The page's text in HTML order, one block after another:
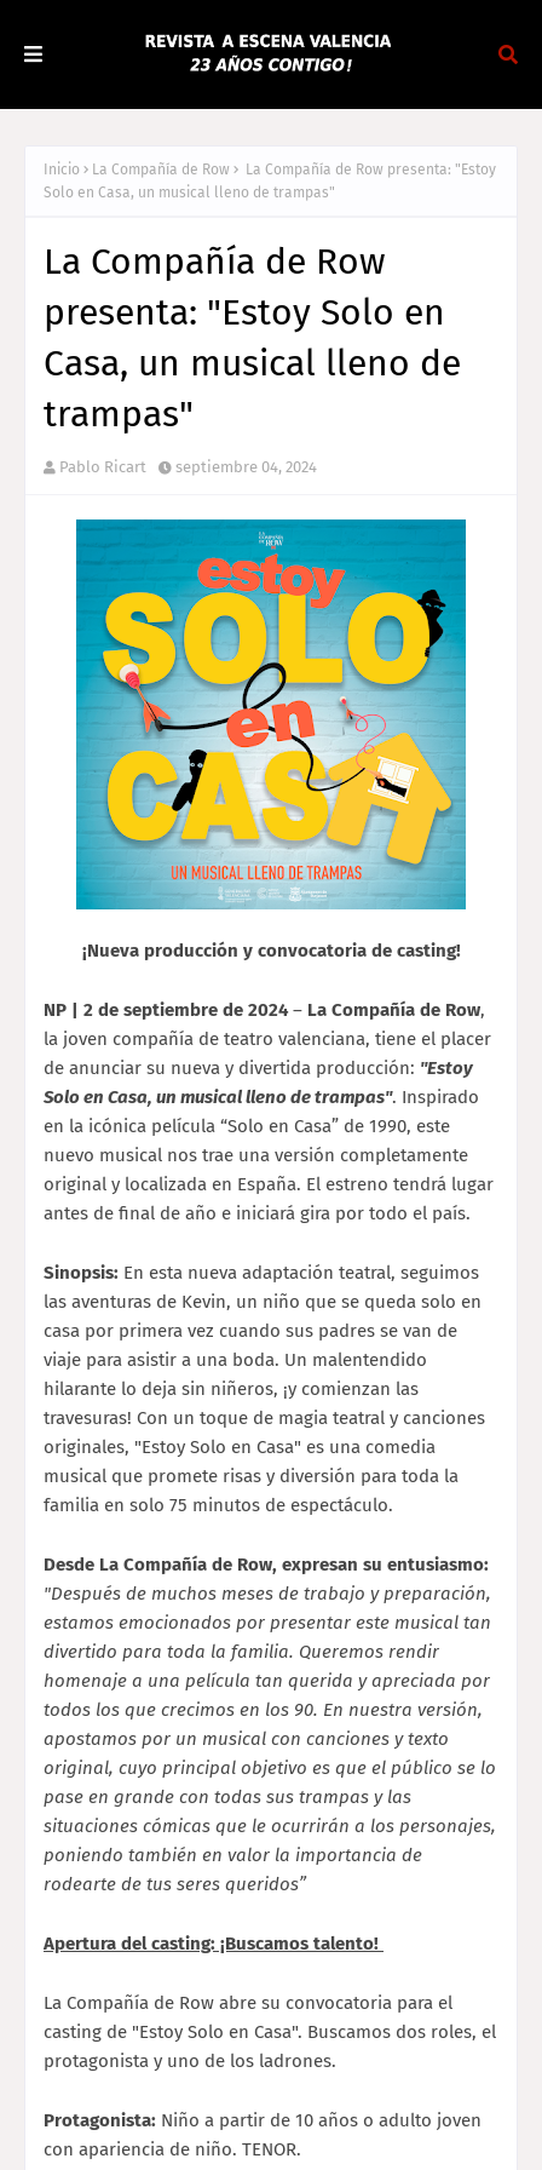
Inicio La Compañía de Row
La Compañía de Row presenta: "Estoy
Solo en Casa, un musical lleno de trampas"
La Compañía de Row
presenta: "Estoy Solo en
Casa, un musical lleno de
trampas"
Pablo Ricart septiembre 04, 2024
¡Nueva producción y convocatoria de casting!
NP | 2 de septiembre de 2024– La Compañía de Row,
la joven compañía de teatro valenciana, tiene el placer
de anunciar su nueva y divertida producción: "Estoy
Solo en Casa, un musical lleno de trampas". Inspirado
en la icónica película “Solo en Casa” de 1990, este
nuevo musical nos trae una versión completamente
original y localizada en España. El estreno tendrá lugar
antes de final de año e iniciará gira por todo el país.
Sinopsis: En esta nueva adaptación teatral, seguimos
las aventuras de Kevin, un niño que se queda solo en
casa por primera vez cuando sus padres se van de
viaje para asistir a una boda. Un malentendido
hilarante lo deja sin niñeros, ¡y comienzan las
travesuras! Con un toque de magia teatral y canciones
originales, "Estoy Solo en Casa" es una comedia
musical que promete risas y diversión para toda la
familia en solo 75 minutos de espectáculo.
Desde La Compañía de Row, expresan su entusiasmo:
"Después de muchos meses de trabajo y preparación,
estamos emocionados por presentar este musical tan
divertido para toda la familia. Queremos rendir
homenaje a una película tan querida y apreciada por
todos los que crecimos en los 90. En nuestra versión,
apostamos por un musical con canciones y texto
original, cuyo principal objetivo es que el público se lo
pase en grande con todas sus trampas y las
situaciones cómicas que le ocurrirán a los personajes,
poniendo también en valor la importancia de
rodearte de tus seres queridos”
Apertura del casting: ¡Buscamos talento!
La Compañía de Row abre su convocatoria para el
casting de "Estoy Solo en Casa". Buscamos dos roles, el
protagonista y uno de los ladrones.
Protagonista: Niño a partir de 10 años o adulto joven
con apariencia de niño. TENOR.